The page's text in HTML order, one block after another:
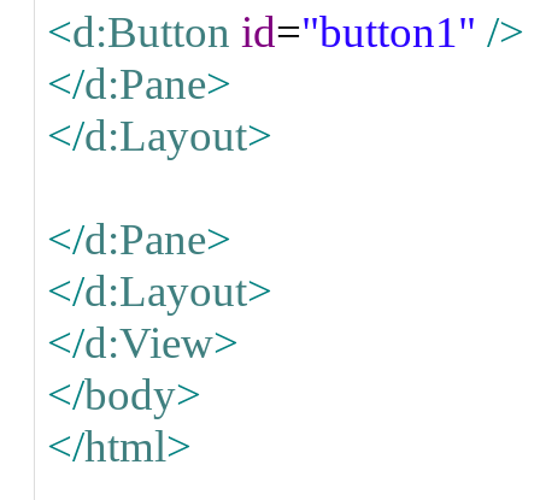
<d:Button id="button1" />
</d:Pane>
</d:Layout>
</d:Pane>
</d:Layout>
</d:View>
</body>
</html>